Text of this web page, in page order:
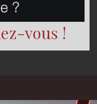
vous !